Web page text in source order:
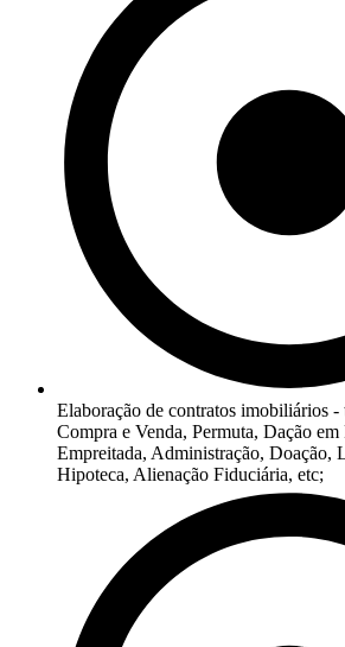
Elaboração de contratos imobiliários -
Compra e Venda, Permuta, Dação em
Empreitada, Administração, Doação,
Hipoteca, Alienação Fiduciária, etc;